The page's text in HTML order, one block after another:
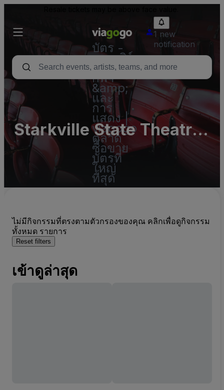
บัตร -
คอนเสิร์ต
บัตร
กีฬา
&amp;
และ
การ
แสดง |
viagogo
ตลาด
ซื้อขาย
บัตรที่
ใหญ่
ที่สุด
1 new
notification
Starkville State Theatre
Parking Lots (InActive)
ไม่มีกิจกรรมที่ตรงตามตัวกรองของคุณ คลิกเพื่อดูกิจกรรม
ทั้งหมด รายการ
Reset filters
เข้าดูล่าสุด